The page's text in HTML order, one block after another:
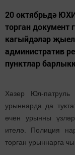
20 октябрьдә
торган документ
кагыйдәләр
административ
пунктлар
Хәзер Юл-патруль
урыннарда да
өчен урынны
ителә. Полиция
торган урыннарга